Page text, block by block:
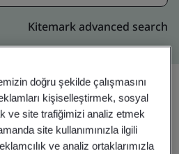
Kitemark advanced search
Yükseltin
doğru şekilde çalışmasını
kişiselleştirmek, sosyal
ve site trafiğimizi analiz etmek
site kullanımınızla ilgili
ve analiz ortaklarımızla